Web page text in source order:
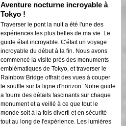
est idéale pour les visiteurs de première
fois qui souhaitent un mélange d'aventure
et de tourisme. Le contraste entre les
structures modernes de Tokyo et les zones
historiques était magnifiquement mis en
valeur par les lumières nocturnes. Je
recommanderais vivement cette visite à
quiconque !
Aventure nocturne incroyable à
Tokyo !
Traverser le pont la nuit a été l'une des
expériences les plus belles de ma vie. Le
guide était incroyable. C'était un voyage
incroyable du début à la fin. Nous avons
commencé la visite près des monuments
emblématiques de Tokyo, et traverser le
Rainbow Bridge offrait des vues à couper
le souffle sur la ligne d'horizon. Notre guide
a fourni des détails fascinants sur chaque
monument et a veillé à ce que tout le
monde soit à la fois diverti et en sécurité
tout au long de l'expérience. Les lumières